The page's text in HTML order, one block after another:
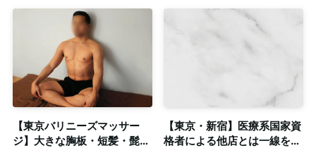
ージを提供します。
【東京バリニーズマッサー
ジ】大きな胸板・短髪・髭の
【東京・新宿】医療系国家資
格者による他店とは一線を画